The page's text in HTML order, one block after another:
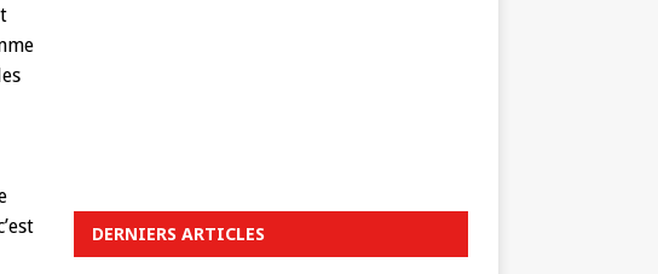
DERNIERS ARTICLES